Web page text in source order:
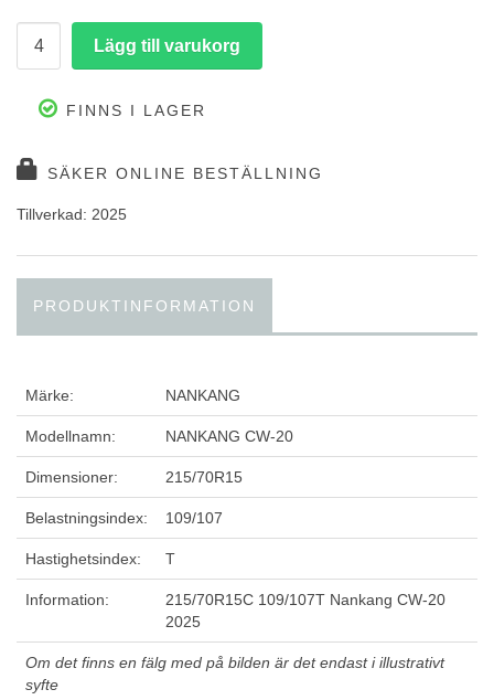
FINNS I LAGER
SÄKER ONLINE BESTÄLLNING
Tillverkad: 2025
PRODUKTINFORMATION
Märke: NANKANG
Modellnamn: NANKANG CW-20
Dimensioner: 215/70R15
Belastningsindex: 109/107
Hastighetsindex: T
Information:
215/70R15C 109/107T Nankang CW-20
2025
Om det finns en fälg med på bilden är det endast i illustrativt
syfte